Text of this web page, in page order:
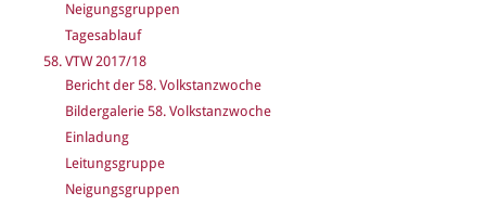
Neigungsgruppen
Tagesablauf
58. VTW 2017/18
Bericht der 58. Volkstanzwoche
Bildergalerie 58. Volkstanzwoche
Einladung
Leitungsgruppe
Neigungsgruppen